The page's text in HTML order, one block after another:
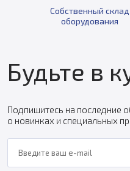
Собственный склад
оборудования
Будьте в
Подпишитесь на последние
о новинках и специальных